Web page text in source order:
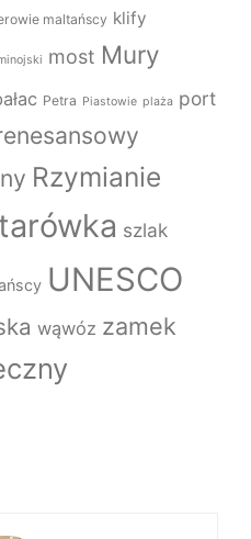
maltańscy klify
most Mury
Petra Piastowie plaża port
Rzymianie
szlak
UNESCO
wąwóz zamek